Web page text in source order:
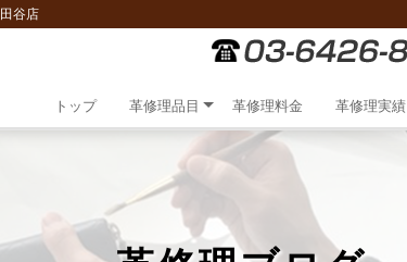
谷店
トップ 革修理品目 革修理料金 革修理実績